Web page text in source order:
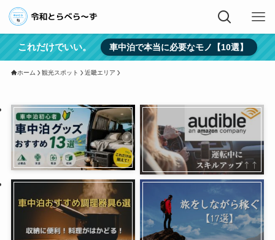
これだけでいい。 車中泊で本当に必要なモノ【10選】
ホーム 観光スポット 近畿エリア